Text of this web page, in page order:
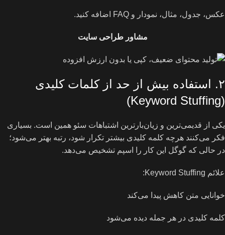
عکس، جدول، مثال، نمودار و FAQ اضافه کنید.
مشاور طراحی سایت
۲. استفاده بیش از حد از کلمات کلیدی
(Keyword Stuffing)
یکی از قدیمی‌ترین و زیان‌بارترین اشتباهات سئو همین است. بسیاری
فکر می‌کنند هرچه کلمه کلیدی بیشتر تکرار شود، رتبه بهتر می‌شود؛
در حالی که گوگل این کار را اسپم تشخیص می‌دهد.
علائم Keyword Stuffing:
خوانایی متن کاهش پیدا می‌کند
کلمه کلیدی در هر جمله دیده می‌شود